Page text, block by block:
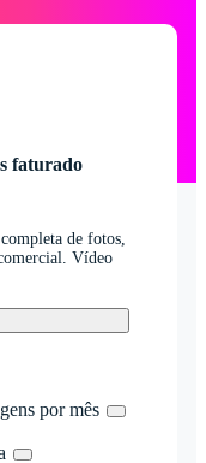
faturado
de fotos,
Vídeo
por mês